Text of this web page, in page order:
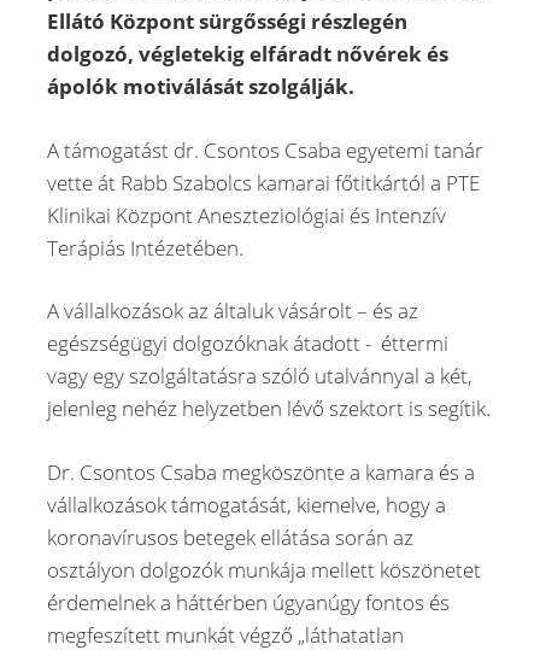
Ellátó Központ sürgősségi részlegén
dolgozó, végletekig elfáradt nővérek és
ápolók motiválását szolgálják.
A támogatást dr. Csontos Csaba egyetemi tanár
vette át Rabb Szabolcs kamarai főtitkártól a PTE
Klinikai Központ Aneszteziológiai és Intenzív
Terápiás Intézetében.
A vállalkozások az általuk vásárolt – és az
egészségügyi dolgozóknak átadott - éttermi
vagy egy szolgáltatásra szóló utalvánnyal a két,
jelenleg nehéz helyzetben lévő szektort is segítik.
Dr. Csontos Csaba megköszönte a kamara és a
vállalkozások támogatását, kiemelve, hogy a
koronavírusos betegek ellátása során az
osztályon dolgozók munkája mellett köszönetet
érdemelnek a háttérben úgyanúgy fontos és
megfeszített munkát végző „láthatatlan